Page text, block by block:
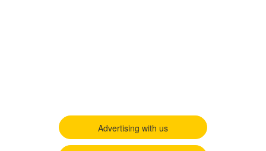
Advertising with us